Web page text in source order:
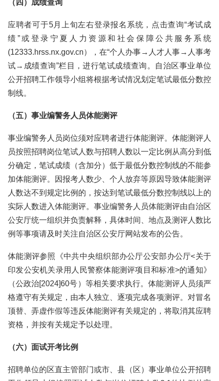
（四）成绩查询
应聘者可于5月上旬左右登录报名系统，点击查询“考试成
绩”或登录宁夏人力资源和社会保障公共服务系统
(12333.hrss.nx.gov.cn），在“个人办事→人才人事→人事考
试→成绩查询”栏目，进行笔试成绩查询。自治区事业单位
公开招聘工作领导小组将根据考试情况划定笔试最低分数控
制线。
（五）事业编警务人员体能测评
事业编警务人员岗位须对应聘者进行体能测评。体能测评人
员按照招聘岗位笔试人数与招聘人数以一定比例从高分到低
分确定，笔试成绩（含加分）低于最低分数控制线的不能参
加体能测评。因报考人数少、个人放弃等原因导致体能测评
人数达不到规定比例的，按达到笔试最低分数控制线以上的
实际人数进入体能测评。事业编警务人员体能测评由自治区
公安厅统一组织并负责解释，具体时间、地点及测评人数比
例等事项请及时关注自治区公安厅网站发布的公告。
体能测评参照《中共中央组织部办公厅公安部办公厅<关于
印发公安机关录用人民警察体能测评项目和标准>的通知》
（公政治[2024]60号）等相关要求执行。体能测评人员须严
格遵守有关规定，由本人独立、逐项完成各项测评。对冒名
顶替、弄虚作假等违反体能测评有关规定的，将取消其应聘
资格，并按有关规定予以处理。
（六）面试开考比例
招聘单位的区直主管部门或市、县（区）事业单位公开招聘